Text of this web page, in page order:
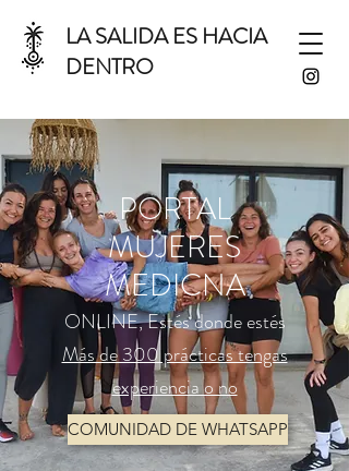
LA SALIDA ES HACIA
DENTRO
PORTAL
MUJERES
MEDICNA
ONLINE, Estés donde estés
Más de 300 prácticas tengas
experiencia o no
COMUNIDAD DE WHATSAPP